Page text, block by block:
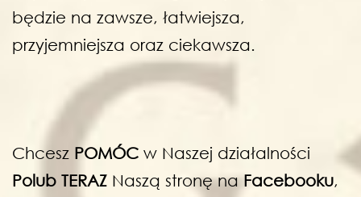
będzie na zawsze, łatwiejsza,
przyjemniejsza oraz ciekawsza.
Chcesz POMÓC w Naszej działalności
Polub TERAZ Naszą stronę naFacebooku,